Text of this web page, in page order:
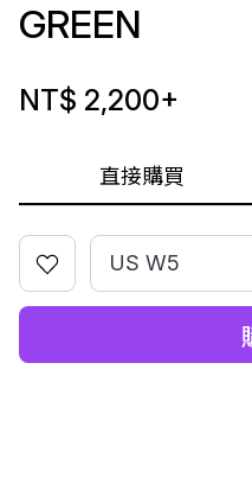
直接購買
GREEN
NT$ 2,200+
US W5